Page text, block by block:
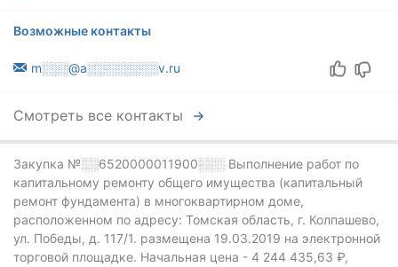
Возможные контакты
m░░░@a░░░░░░░░v.ru
Смотреть все контакты
Закупка №░░6520000011900░░░ Выполнение работ по
капитальному ремонту общего имущества (капитальный
ремонт фундамента) в многоквартирном доме,
расположенном по адресу: Томская область, г. Колпашево,
ул. Победы, д. 117/1. размещена 19.03.2019 на электронной
торговой площадке. Начальная цена - 4 244 435,63 ₽,